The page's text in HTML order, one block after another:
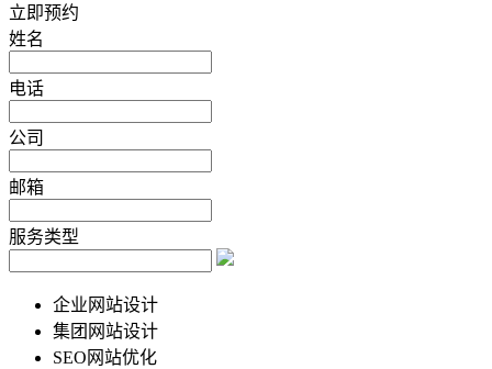
立即预约
姓名
电话
公司
邮箱
服务类型
企业网站设计
集团网站设计
SEO网站优化